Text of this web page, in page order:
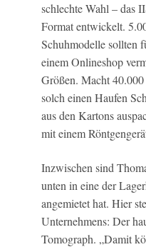
schlechte Wahl – das
Format entwickelt.
Schuhmodelle sollten
einem Onlineshop
Größen. Macht
solch einen Haufen
aus den Kartons
mit einem
Inzwischen sind
unten in eine der
angemietet hat. Hier
Unternehmens: Der
Tomograph. „Damit